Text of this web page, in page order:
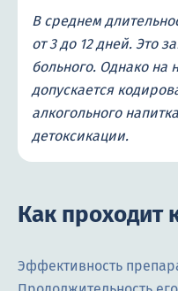
В среднем
от 3 до 12 дней. Это
больного. Однако на
допускается
алкогольного
детоксикации.
Как проходит
Эффективность